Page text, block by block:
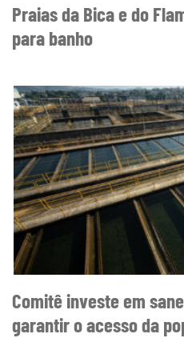
Praias da Bica e do
para banho
Comitê investe em
garantir o acesso da